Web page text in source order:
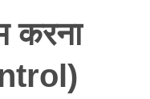
करना